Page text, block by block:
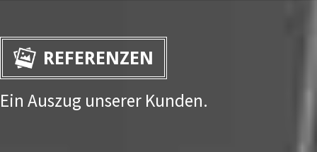
REFERENZEN
Ein Auszug unserer Kunden.